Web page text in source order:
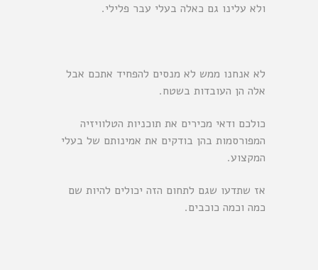
ולא עלינו גם כאלה בעלי עבר פלילי.
לא אנחנו ממש לא מנסים להפחיד אתכם אבל
אלה הן העובדות בשטח.
כולכם ודאי מכירים את תוכניות הטלוויזיה
המפורסמות בהן בודקים את אמינותם של בעלי
המקצוע.
אז שתדעו שגם לתחום הזה יכולים להיות שם
כמה וכמה כוכבים.